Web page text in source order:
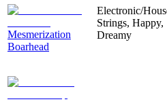
Mesmerization
Boarhead
Electronic/
Strings, Happy,
Dreamy